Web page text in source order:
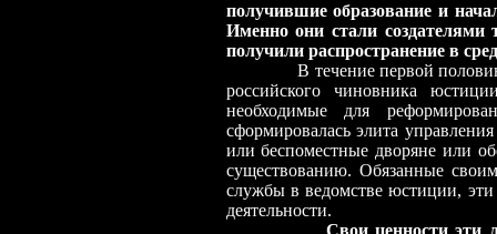
получившие образование и
Именно они стали создателями
получили распространение в
В течение первой половины
российского чиновника
необходимые для
сформировалась элита
или беспоместные дворяне или
существованию. Обязанные
службы в ведомстве юстиции,
деятельности.
Свои ценности эти